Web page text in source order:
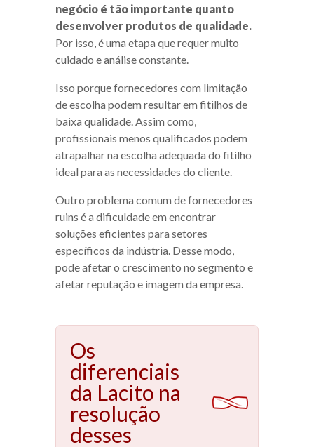
negócio é tão importante quanto
desenvolver produtos de qualidade.
Por isso, é uma etapa que requer muito
cuidado e análise constante.
Isso porque fornecedores com limitação
de escolha podem resultar em fitilhos de
baixa qualidade. Assim como,
profissionais menos qualificados podem
atrapalhar na escolha adequada do fitilho
ideal para as necessidades do cliente.
Outro problema comum de fornecedores
ruins é a dificuldade em encontrar
soluções eficientes para setores
específicos da indústria. Desse modo,
pode afetar o crescimento no segmento e
afetar reputação e imagem da empresa.
Os
diferenciais
da Lacito na
resolução
desses